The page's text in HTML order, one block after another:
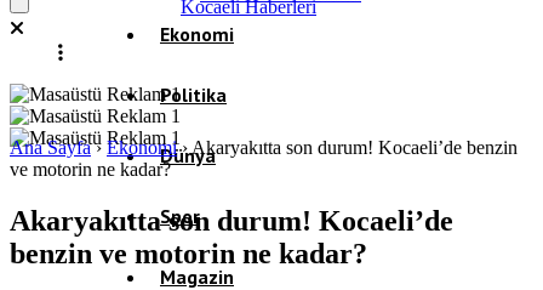
Ekonomi
Politika
Dünya
Spor
Magazin
Ana Sayfa› Ekonomi› Akaryakıtta son durum! Kocaeli’de benzin
ve motorin ne kadar?
Akaryakıtta son durum! Kocaeli’de
benzin ve motorin ne kadar?